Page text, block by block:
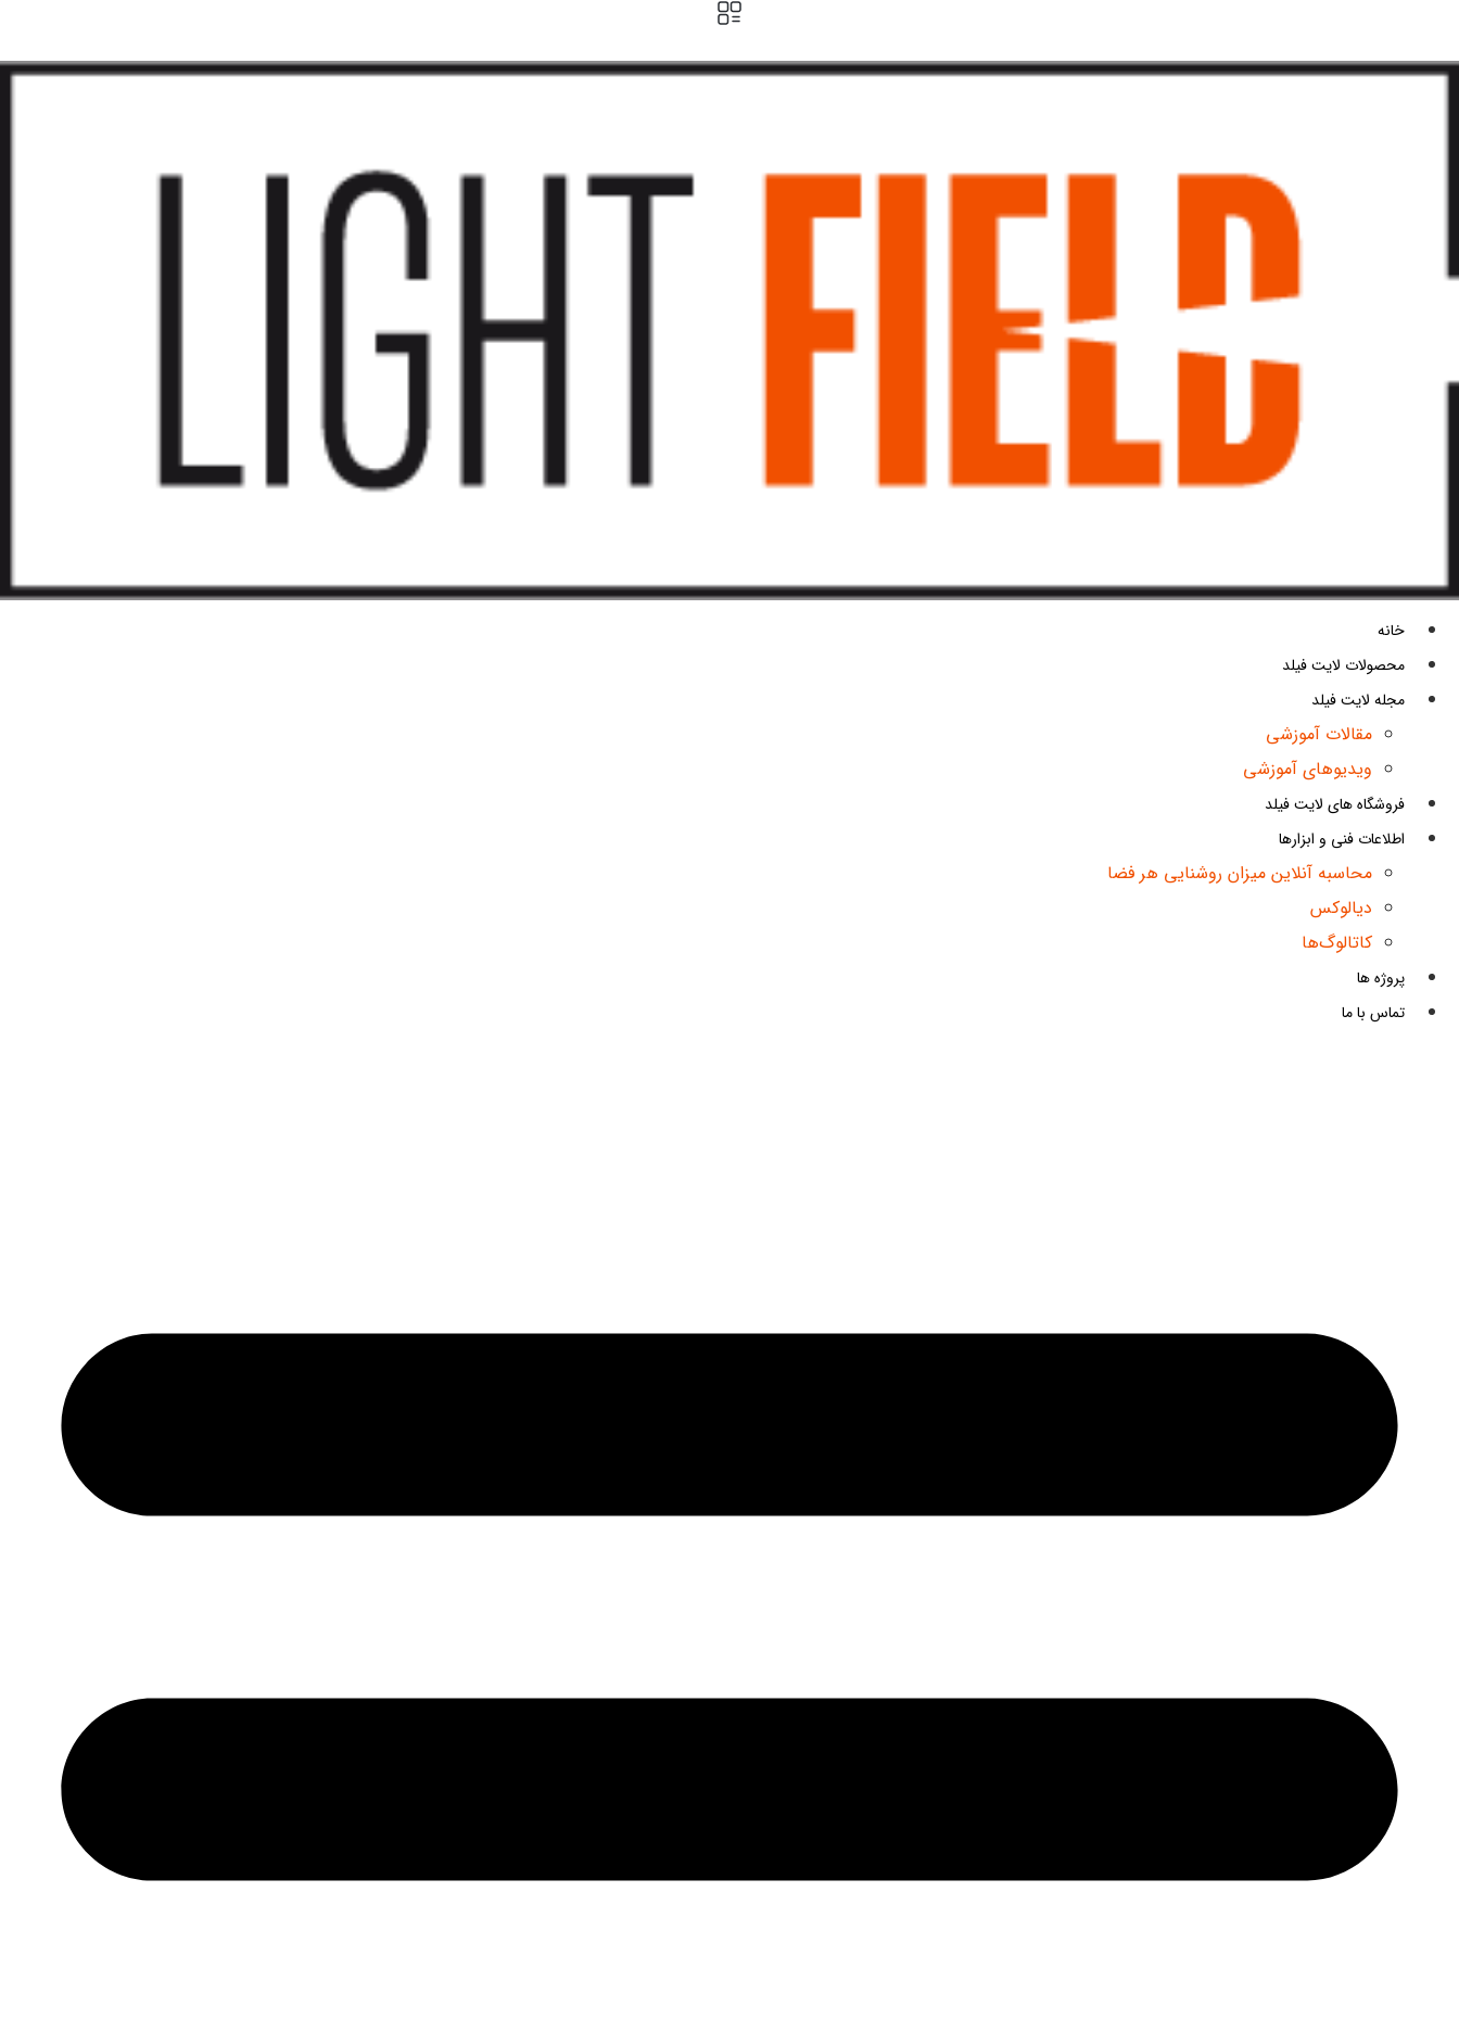
محتوا
خانه
محصولات لایت فیلد
مجله لایت فیلد
مقالات آموزشی
ویدیوهای آموزشی
فروشگاه های لایت فیلد
اطلاعات فنی و ابزارها
محاسبه آنلاین میزان روشنایی هر فضا
دیالوکس
کاتالوگ‌ها
پروژه ها
تماس با ما